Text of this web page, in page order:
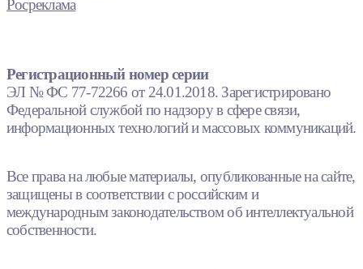
Росреклама
Регистрационный номер серии
ЭЛ № ФС 77-72266 от 24.01.2018. Зарегистрировано
Федеральной службой по надзору в сфере связи,
информационных технологий и массовых коммуникаций.
Все права на любые материалы, опубликованные на сайте,
защищены в соответствии с российским и
международным законодательством об интеллектуальной
собственности.